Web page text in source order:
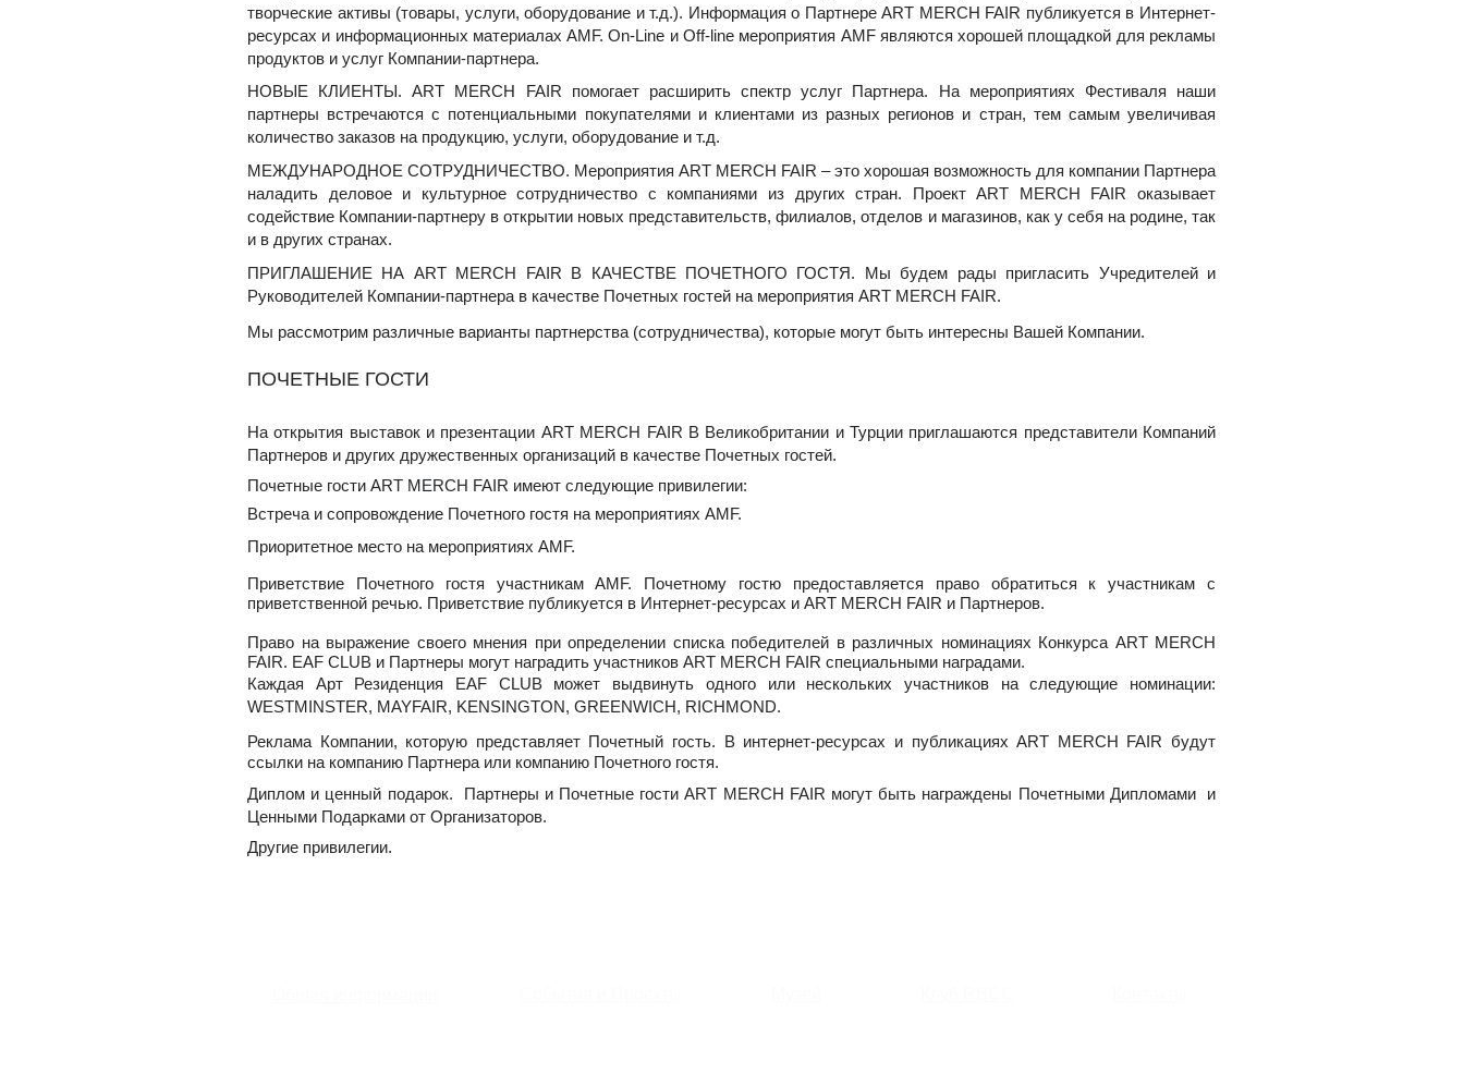
творческие активы (товары, услуги, оборудование и т.д.). Информация о Партнере ART MERCH FAIR публикуется в Интернет-
ресурсах и информационных материалах AMF. On-Line и Off-line мероприятия AMF являются хорошей площадкой для рекламы
продуктов и услуг Компании-партнера.
НОВЫЕ КЛИЕНТЫ. ART MERCH FAIR помогает расширить спектр услуг Партнера. На мероприятиях Фестиваля наши
партнеры встречаются с потенциальными покупателями и клиентами из разных регионов и стран, тем самым увеличивая
количество заказов на продукцию, услуги, оборудование и т.д.
МЕЖДУНАРОДНОЕ СОТРУДНИЧЕСТВО. Мероприятия ART MERCH FAIR – это хорошая возможность для компании Партнера
наладить деловое и культурное сотрудничество с компаниями из других стран. Проект ART MERCH FAIR оказывает
содействие Компании-партнеру в открытии новых представительств, филиалов, отделов и магазинов, как у себя на родине, так
и в других странах.
ПРИГЛАШЕНИЕ НА ART MERCH FAIR В КАЧЕСТВЕ ПОЧЕТНОГО ГОСТЯ. Мы будем рады пригласить Учредителей и
Руководителей Компании-партнера в качестве Почетных гостей на мероприятия ART MERCH FAIR.
Мы рассмотрим различные варианты партнерства (сотрудничества), которые могут быть интересны Вашей Компании.
ПОЧЕТНЫЕ ГОСТИ
На открытия выставок и презентации ART MERCH FAIR В Великобритании и Турции приглашаются представители Компаний
Партнеров и других дружественных организаций в качестве Почетных гостей.
Почетные гости ART MERCH FAIR имеют следующие привилегии:
Встреча и сопровождение Почетного гостя на мероприятиях AMF.
Приоритетное место на мероприятиях AMF.
Приветствие Почетного гостя участникам AMF. Почетному гостю предоставляется право обратиться к участникам с
приветственной речью. Приветствие публикуется в Интернет-ресурсах и ART MERCH FAIR и Партнеров.
Право на выражение своего мнения при определении списка победителей в различных номинациях Конкурса ART MERCH
FAIR. EAF CLUB и Партнеры могут наградить участников ART MERCH FAIR специальными наградами.
Каждая Арт Резиденция EAF CLUB может выдвинуть одного или нескольких участников на следующие номинации:
WESTMINSTER, MAYFAIR, KENSINGTON, GREENWICH, RICHMOND.
Реклама Компании, которую представляет Почетный гость. В интернет-ресурсах и публикациях ART MERCH FAIR будут
ссылки на компанию Партнера или компанию Почетного гостя.
Диплом и ценный подарок. Партнеры и Почетные гости ART MERCH FAIR могут быть награждены Почетными Дипломами и
Ценными Подарками от Организаторов.
Другие привилегии.